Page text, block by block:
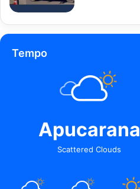
Tempo
Apucarana
Scattered Clouds